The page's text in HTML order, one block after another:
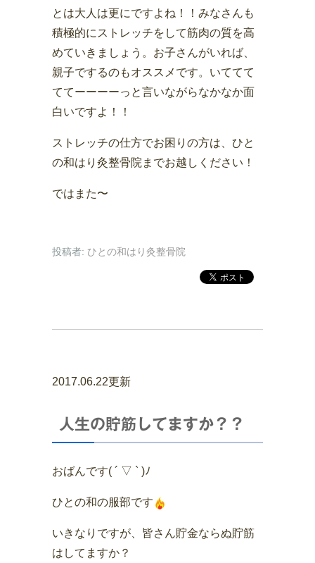
とは大人は更にですよね！！みなさんも
積極的にストレッチをして筋肉の質を高
めていきましょう。お子さんがいれば、
親子でするのもオススメです。いててて
ててーーーーっと言いながらなかなか面
白いですよ！！
ストレッチの仕方でお困りの方は、ひと
の和はり灸整骨院までお越しください！
ではまた〜
投稿者: ひとの和はり灸整骨院
2017.06.22更新
人生の貯筋してますか？？
おばんです( ´ ▽ ` )ﾉ
ひとの和の服部です
いきなりですが、皆さん貯金ならぬ貯筋
はしてますか？